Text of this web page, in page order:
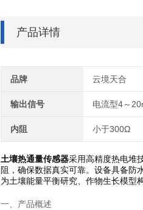
产品详情
品牌 云境天合
输出信号 电流型4～
内阻 小于300Ω
土壤热通量传感器采用高精度热电堆
阻，确保数据真实可靠。设备具备防
为土壤能量平衡研究、作物生长模型
一、产品概述